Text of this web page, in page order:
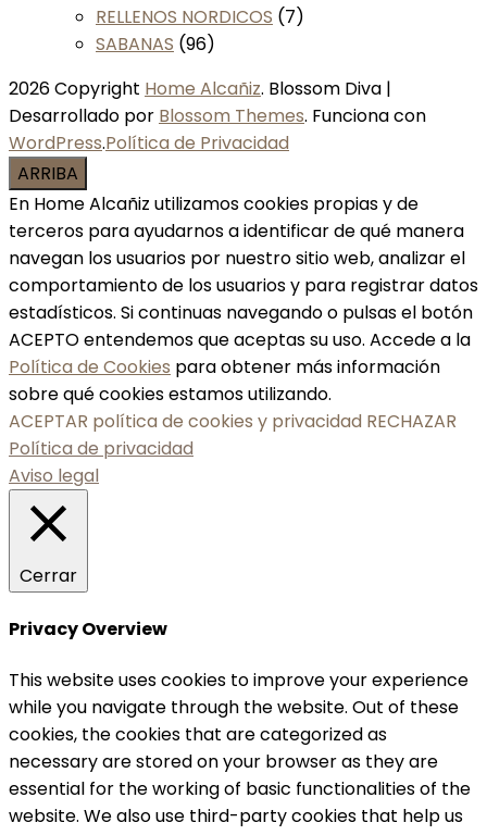
RELLENOS NORDICOS (7)
SABANAS (96)
2026 Copyright Home Alcañiz. Blossom Diva |
Desarrollado por Blossom Themes. Funciona con
WordPress.Política de Privacidad
ARRIBA
En Home Alcañiz utilizamos cookies propias y de
terceros para ayudarnos a identificar de qué manera
navegan los usuarios por nuestro sitio web, analizar el
comportamiento de los usuarios y para registrar datos
estadísticos. Si continuas navegando o pulsas el botón
ACEPTO entendemos que aceptas su uso. Accede a la
Política de Cookies para obtener más información
sobre qué cookies estamos utilizando.
ACEPTAR política de cookies y privacidad RECHAZAR
Política de privacidad
Aviso legal
Cerrar
Privacy Overview
This website uses cookies to improve your experience
while you navigate through the website. Out of these
cookies, the cookies that are categorized as
necessary are stored on your browser as they are
essential for the working of basic functionalities of the
website. We also use third-party cookies that help us